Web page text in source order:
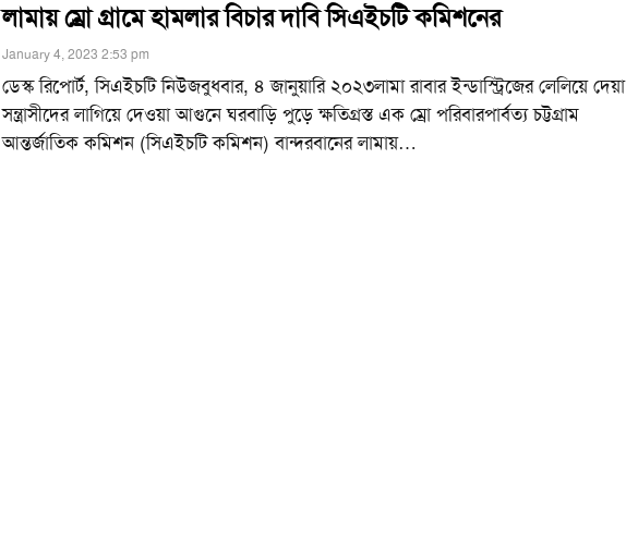
লামায় ম্রো গ্রামে হামলার বিচার দাবি সিএইচটি কমিশনের
January 4, 2023 2:53 pm
ডেস্ক রিপোর্ট, সিএইচটি নিউজবুধবার, ৪ জানুয়ারি ২০২৩লামা রাবার ইন্ডাস্ট্রিজের লেলিয়ে দেয়া
সন্ত্রাসীদের লাগিয়ে দেওয়া আগুনে ঘরবাড়ি পুড়ে ক্ষতিগ্রস্ত এক ম্রো পরিবারপার্বত্য চট্টগ্রাম
আন্তর্জাতিক কমিশন (সিএইচটি কমিশন) বান্দরবানের লামায়…